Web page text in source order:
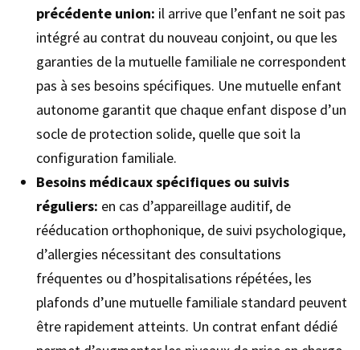
précédente union: il arrive que l’enfant ne soit pas
intégré au contrat du nouveau conjoint, ou que les
garanties de la mutuelle familiale ne correspondent
pas à ses besoins spécifiques. Une mutuelle enfant
autonome garantit que chaque enfant dispose d’un
socle de protection solide, quelle que soit la
configuration familiale.
Besoins médicaux spécifiques ou suivis
réguliers: en cas d’appareillage auditif, de
rééducation orthophonique, de suivi psychologique,
d’allergies nécessitant des consultations
fréquentes ou d’hospitalisations répétées, les
plafonds d’une mutuelle familiale standard peuvent
être rapidement atteints. Un contrat enfant dédié